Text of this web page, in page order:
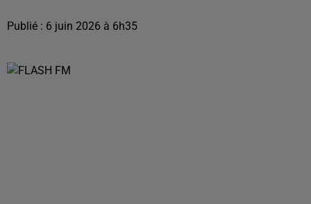
Publié : 6 juin 2026 à 6h35